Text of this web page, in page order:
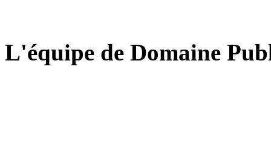
L'équipe de Domaine